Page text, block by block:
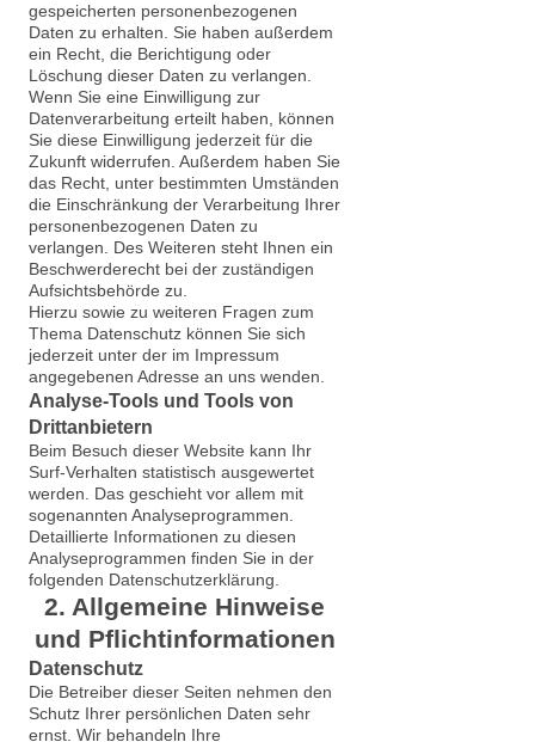
gespeicherten personenbezogenen
Daten zu erhalten. Sie haben außerdem
ein Recht, die Berichtigung oder
Löschung dieser Daten zu verlangen.
Wenn Sie eine Einwilligung zur
Datenverarbeitung erteilt haben, können
Sie diese Einwilligung jederzeit für die
Zukunft widerrufen. Außerdem haben Sie
das Recht, unter bestimmten Umständen
die Einschränkung der Verarbeitung Ihrer
personenbezogenen Daten zu
verlangen. Des Weiteren steht Ihnen ein
Beschwerderecht bei der zuständigen
Aufsichtsbehörde zu.
Hierzu sowie zu weiteren Fragen zum
Thema Datenschutz können Sie sich
jederzeit unter der im Impressum
angegebenen Adresse an uns wenden.
Analyse-Tools und Tools von
Dritt­anbietern
Beim Besuch dieser Website kann Ihr
Surf-Verhalten statistisch ausgewertet
werden. Das geschieht vor allem mit
sogenannten Analyseprogrammen.
Detaillierte Informationen zu diesen
Analyseprogrammen finden Sie in der
folgenden Datenschutzerklärung.
2. Allgemeine Hinweise
und Pflicht­informationen
Datenschutz
Die Betreiber dieser Seiten nehmen den
Schutz Ihrer persönlichen Daten sehr
ernst. Wir behandeln Ihre